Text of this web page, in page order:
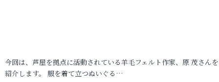
今回は、芦屋を拠点に活動されている羊毛フェルト作家、原 茂さん
紹介します。 服を着て立つぬいぐる…